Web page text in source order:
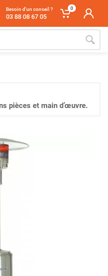
Besoin d'un conseil ?
03 88 08 67 05
0
pièces et main d’œuvre.